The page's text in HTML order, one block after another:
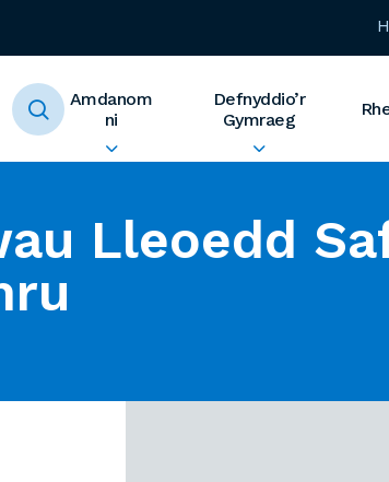
Amdanom
ni
Defnyddio’r
Gymraeg
Lleoedd